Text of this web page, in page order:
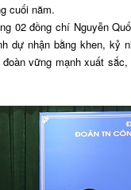
cuối năm.
02 đồng chí Nguyễn
dự nhận bằng khen, kỷ
vững mạnh xuất